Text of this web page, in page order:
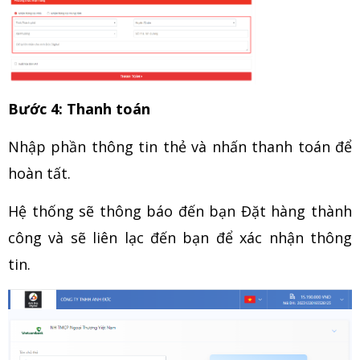
Bước 4: Thanh toán
Nhập phần thông tin thẻ và nhấn thanh toán để
hoàn tất.
Hệ thống sẽ thông báo đến bạn Đặt hàng thành
công và sẽ liên lạc đến bạn để xác nhận thông
tin.